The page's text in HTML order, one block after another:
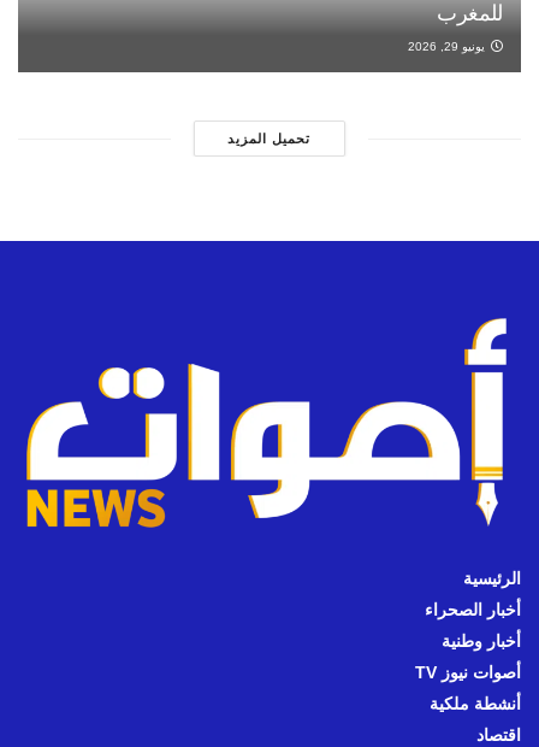
للمغرب
يونيو 29, 2026
تحميل المزيد
الرئيسية
أخبار الصحراء
أخبار وطنية
أصوات نيوز TV
أنشطة ملكية
اقتصاد